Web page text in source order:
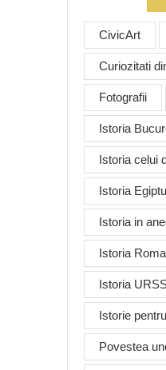
CivicArt
Curiozitati
Fotografii
Istoria
Istoria celui
Istoria
Istoria in
Istoria
Istoria
Istorie
Povestea